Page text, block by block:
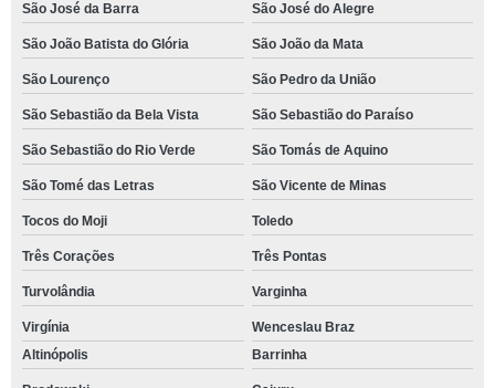
São José da Barra São José do Alegre
São João Batista do Glória São João da Mata
São Lourenço São Pedro da União
São Sebastião da Bela Vista São Sebastião do Paraíso
São Sebastião do Rio Verde São Tomás de Aquino
São Tomé das Letras São Vicente de Minas
Tocos do Moji Toledo
Três Corações Três Pontas
Turvolândia Varginha
Virgínia
Wenceslau Braz
Altinópolis
Barrinha